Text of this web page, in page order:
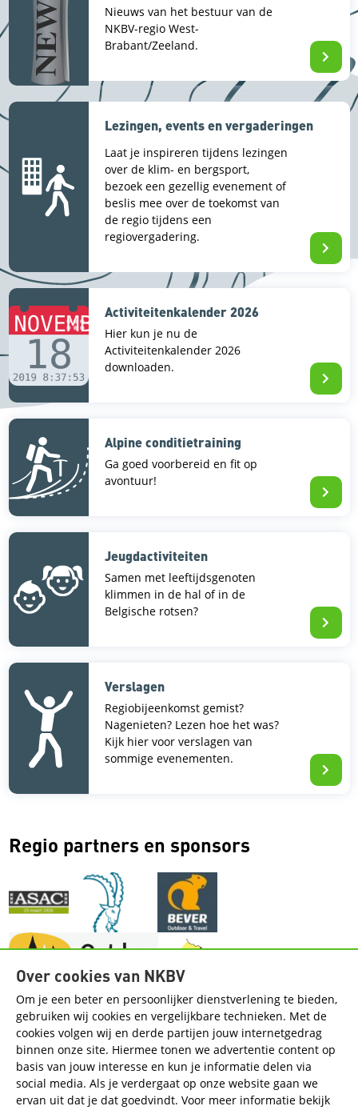
Nieuws van het bestuur van de
NKBV-regio West-
Brabant/Zeeland.
Lezingen, events en vergaderingen
Laat je inspireren tijdens lezingen
over de klim- en bergsport,
bezoek een gezellig evenement of
beslis mee over de toekomst van
de regio tijdens een
regiovergadering.
Activiteitenkalender 2026
Hier kun je nu de
Activiteitenkalender 2026
downloaden.
Alpine conditietraining
Ga goed voorbereid en fit op
avontuur!
Jeugdactiviteiten
Samen met leeftijdsgenoten
klimmen in de hal of in de
Belgische rotsen?
Verslagen
Regiobijeenkomst gemist?
Nagenieten? Lezen hoe het was?
Kijk hier voor verslagen van
sommige evenementen.
Regio partners en sponsors
Handige pagina's
Contact Regios
Volg de regio op social media
Over cookies van NKBV
Om je een beter en persoonlijker dienstverlening te bieden,
gebruiken wij cookies en vergelijkbare technieken. Met de
cookies volgen wij en derde partijen jouw internetgedrag
binnen onze site. Hiermee tonen we advertentie content op
basis van jouw interesse en kun je informatie delen via
social media. Als je verdergaat op onze website gaan we
ervan uit dat je dat goedvindt. Voor meer informatie bekijk